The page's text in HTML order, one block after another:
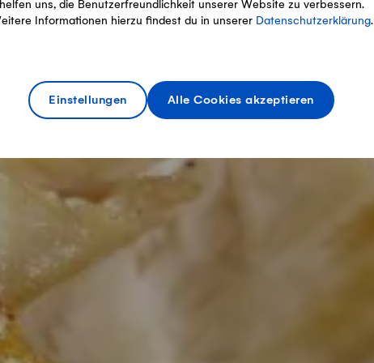
uns, die Benutzerfreundlichkeit unserer Website zu verbessern.
Informationen hierzu findest du in unserer Datenschutzerklärung.
Einstellungen Alle Cookies akzeptieren